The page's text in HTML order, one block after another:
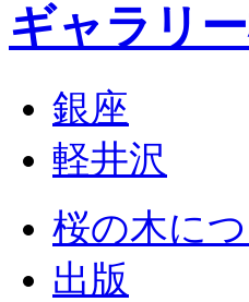
ギャラリ
銀座
軽井沢
桜の木に
出版